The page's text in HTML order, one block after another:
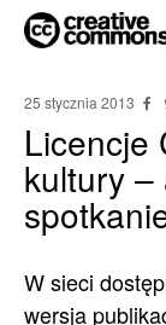
25 stycznia 2013
Licencje
kultury –
W sieci
wersja